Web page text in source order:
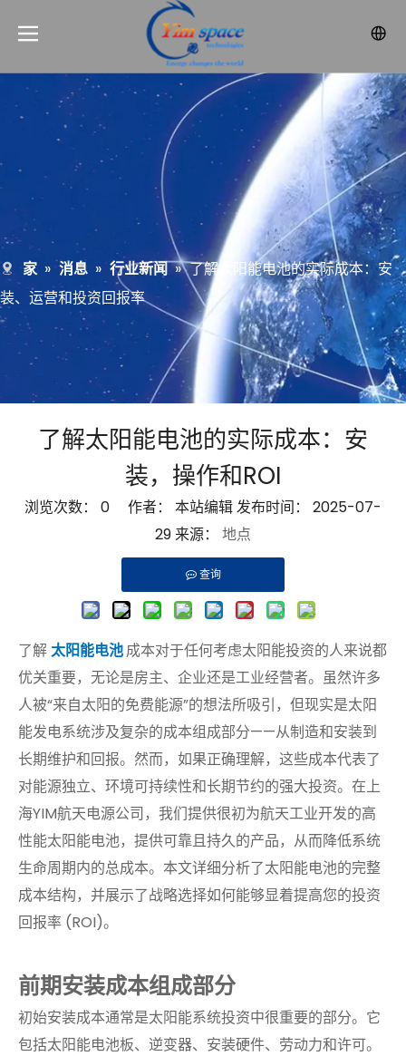
家 » 消息 » 行业新闻 » 了解太阳能电池的实际成本：安
装、运营和投资回报率
了解太阳能电池的实际成本：安
装，操作和ROI
浏览次数： 0 作者： 本站编辑 发布时间： 2025-07-
29 来源​​： 地点
查询
了解太阳能电池成本对于任何考虑太阳能投资的人来说都
优关重要，无论是房主、企业还是工业经营者。虽然许多
人被“来自太阳的免费能源”的想法所吸引，但现实是太阳
能发电系统涉及复杂的成本组成部分——从制造和安装到
长期维护和回报。然而，如果正确理解，这些成本代表了
对能源独立、环境可持续性和长期节约的强大投资。在上
海YIM航天电源公司，我们提供很初为航天工业开发的高
性能太阳能电池，提供可靠且持久的产品，从而降低系统
生命周期内的总成本。本文详细分析了太阳能电池的完整
成本结构，并展示了战略选择如何能够显着提高您的投资
回报率 (ROI)。
前期安装成本组成部分
初始安装成本通常是太阳能系统投资中很重要的部分。它
包括太阳能电池板、逆变器、安装硬件、劳动力和许可。